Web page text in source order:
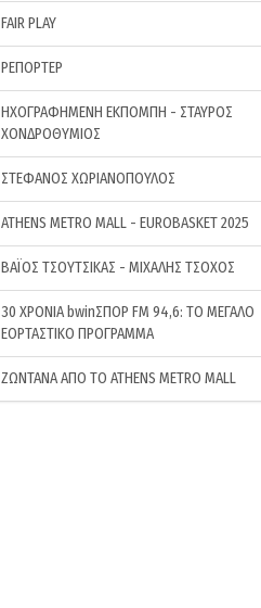
FAIR PLAY
ΡΕΠΟΡΤΕΡ
ΗΧΟΓΡΑΦΗΜΕΝΗ ΕΚΠΟΜΠΗ - ΣΤΑΥΡΟΣ
ΧΟΝΔΡΟΘΥΜΙΟΣ
ΣΤΕΦΑΝΟΣ ΧΩΡΙΑΝΟΠΟΥΛΟΣ
ATHENS METRO MALL - EUROBASKET 2025
ΒΑΪΟΣ ΤΣΟΥΤΣΙΚΑΣ - ΜΙΧΑΛΗΣ ΤΣΟΧΟΣ
30 ΧΡΟΝΙΑ bwinΣΠΟΡ FM 94,6: ΤΟ ΜΕΓΑΛΟ
ΕΟΡΤΑΣΤΙΚΟ ΠΡΟΓΡΑΜΜΑ
ΖΩΝΤΑΝΑ ΑΠΟ ΤΟ ATHENS METRO MALL